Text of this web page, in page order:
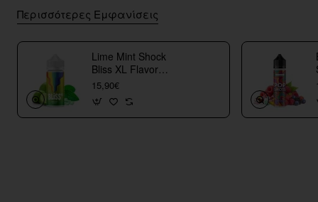
Περισσότερες Εμφανίσεις
Lime Mint Shock
Bliss XL Flavor
Shots
15,90€